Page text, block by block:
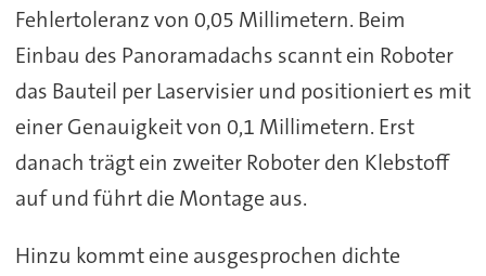
Fehlertoleranz von 0,05 Millimetern. Beim
Einbau des Panoramadachs scannt ein Roboter
das Bauteil per Laservisier und positioniert es mit
einer Genauigkeit von 0,1 Millimetern. Erst
danach trägt ein zweiter Roboter den Klebstoff
auf und führt die Montage aus.
Hinzu kommt eine ausgesprochen dichte